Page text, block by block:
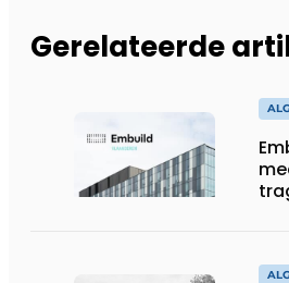
Gerelateerde